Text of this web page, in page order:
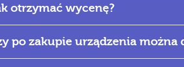
otrzymać wycenę?
po zakupie urządzenia można